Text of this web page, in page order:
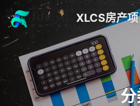
XLCS房产项目
分